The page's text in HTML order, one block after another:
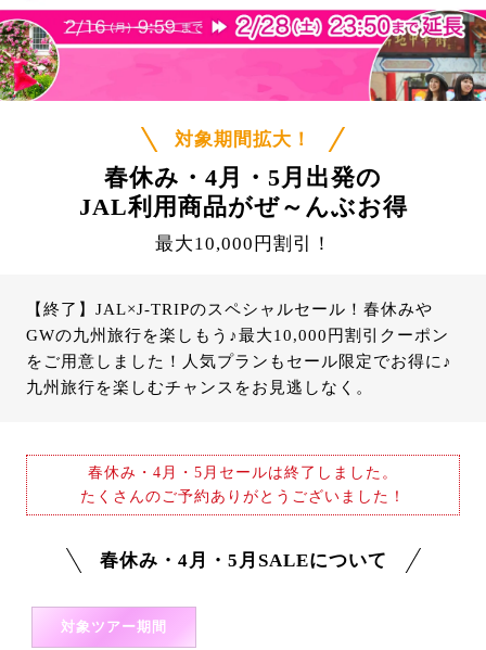
対象期間拡大！
春休み・4月・5月出発の
JAL利用商品がぜ～んぶお得
最大10,000円割引！
【終了】JAL×J-TRIPのスペシャルセール！春休みや
GWの九州旅行を楽しもう♪最大10,000円割引クーポン
をご用意しました！人気プランもセール限定でお得に♪
九州旅行を楽しむチャンスをお見逃しなく。
春休み・4月・5月セールは終了しました。
たくさんのご予約ありがとうございました！
春休み・4月・5月SALEについて
対象ツアー期間